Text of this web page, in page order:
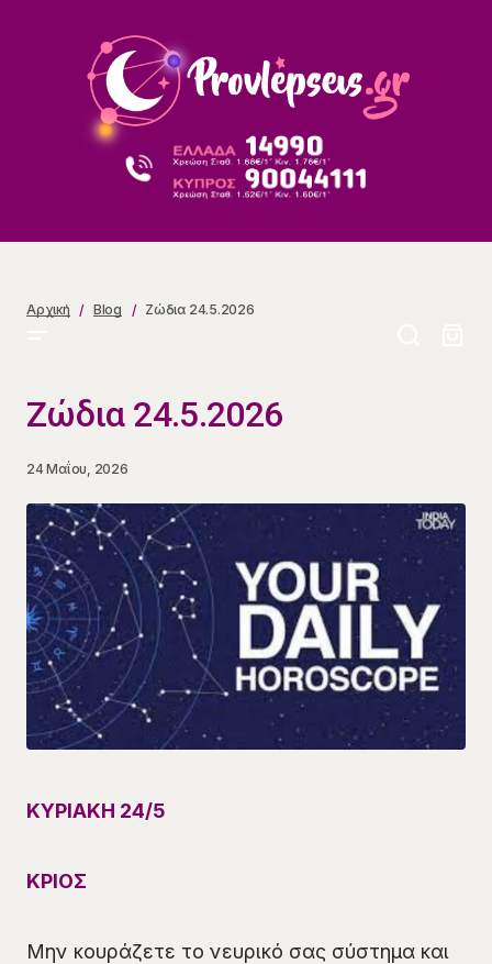
Αρχική Blog Ζώδια 24.5.2026
Ζώδια 24.5.2026
24 Μαΐου, 2026
ΚΥΡΙΑΚΗ 24/5
ΚΡΙΟΣ
Μην κουράζετε το νευρικό σας σύστημα και